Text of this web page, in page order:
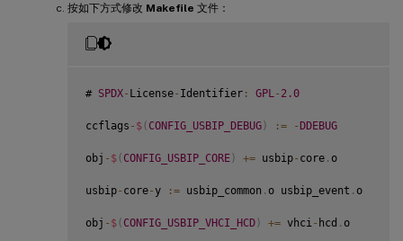
按如下方式修改 Makefile 文件：
# SPDX- License- Identifier : GPL - 2.0
ccflags - $ ( CONFIG_USBIP_DEBUG) := -DDEBUG
obj - $ ( CONFIG_USBIP_CORE) += usbip- core . o
usbip- core-y := usbip_common . o usbip_event . o
obj - $ ( CONFIG_USBIP_VHCI_HCD) += vhci - hcd . o